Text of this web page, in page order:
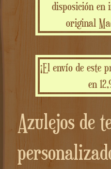
disposición en
original
¡El envío de este
en
Azulejos de terracota